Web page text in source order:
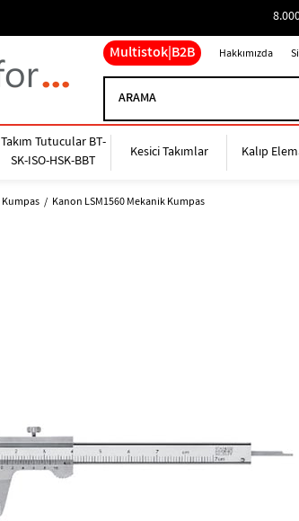
Multistok|B2B Hakkımızda
Takım Tutucular BT-
SK-ISO-HSK-BBT
Kesici Takımlar Kalıp
Kumpas Kanon LSM1560 Mekanik Kumpas